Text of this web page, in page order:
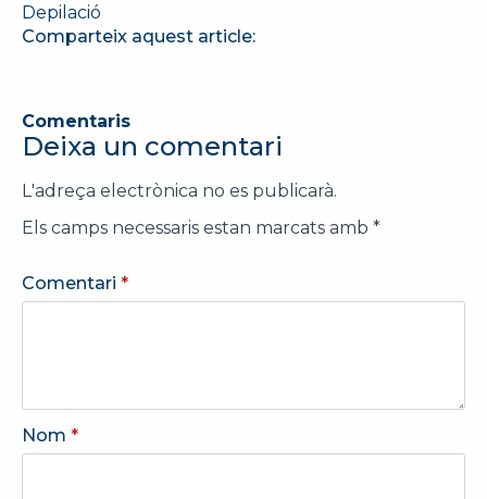
Depilació
Comparteix aquest article:
Comentaris
Deixa un comentari
L'adreça electrònica no es publicarà.
Els camps necessaris estan marcats amb *
Comentari *
Nom *